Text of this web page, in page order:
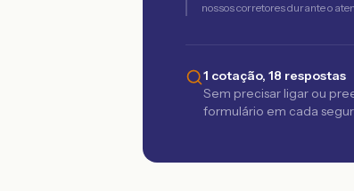
nossos corretores durante o
1 cotação, 18 respostas
Sem precisar ligar ou
formulário em cada